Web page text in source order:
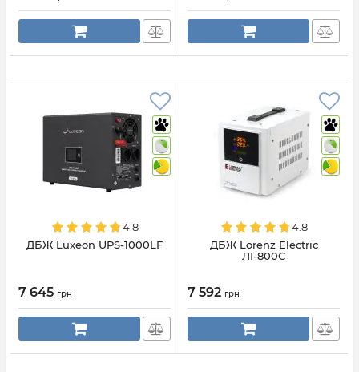
4.8
ДБЖ Luxeon UPS-1000LF
7 645 грн
4.8
ДБЖ Lorenz Electric
ЛІ-800С
7 592 грн